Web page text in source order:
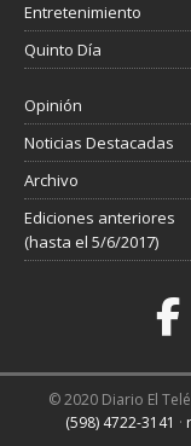
Entretenimiento
Quinto Día
Opinión
Noticias Destacadas
Archivo
Ediciones anteriores
(hasta el 5/6/2017)
© 2020 Diario El
(598) 4722-3141 ·